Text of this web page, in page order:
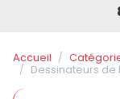
Accueil
Dessinateurs